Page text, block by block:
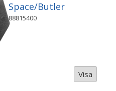
Space/Butler
88815400
Visa